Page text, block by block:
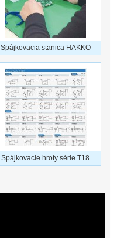
Spájkovacia stanica HAKKO
Spájkovacie hroty série T18